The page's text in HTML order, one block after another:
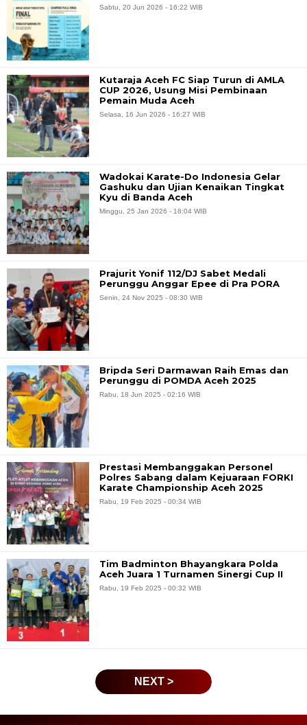
Sabtu, 20 Jun 2026 - 16:22 WIB
Kutaraja Aceh FC Siap Turun di AMLA
CUP 2026, Usung Misi Pembinaan
Pemain Muda Aceh
Selasa, 16 Jun 2026 - 16:27 WIB
Wadokai Karate-Do Indonesia Gelar
Gashuku dan Ujian Kenaikan Tingkat
Kyu di Banda Aceh
Minggu, 25 Jan 2026 - 18:04 WIB
Prajurit Yonif 112/DJ Sabet Medali
Perunggu Anggar Epee di Pra PORA
Senin, 24 Nov 2025 - 08:30 WIB
Bripda Seri Darmawan Raih Emas dan
Perunggu di POMDA Aceh 2025
Rabu, 18 Jun 2025 - 02:16 WIB
Prestasi Membanggakan Personel
Polres Sabang dalam Kejuaraan FORKI
Karate Championship Aceh 2025
Rabu, 19 Feb 2025 - 00:34 WIB
Tim Badminton Bhayangkara Polda
Aceh Juara 1 Turnamen Sinergi Cup II
Rabu, 19 Feb 2025 - 00:32 WIB
NEXT >